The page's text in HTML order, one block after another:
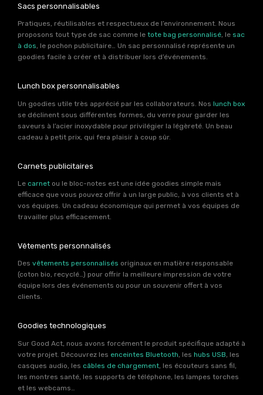
Sacs personnalisables
Pratiques, réutilisables et respectueux de l’environnement. Nous
proposons tout type de sac comme le tote bag personnalisé, le sac
à dos, le pochon publicitaire… Un sac personnalisé représente un
goodies facile à créer et à distribuer lors d’événements.
Lunch box personnalisables
Un goodies utile très apprécié par les collaborateurs. Nos lunch box
se déclinent sous différentes formes, du verre pour garder les
saveurs à l’acier inoxydable pour privilégier la légèreté. Un beau
cadeau à petit prix, qui fera plaisir à coup sûr.
Carnets publicitaires
Le carnet ou le bloc-notes est une idée goodies simple mais
efficace que vous pouvez offrir à un large public, à vos clients et à
vos équipes. Un cadeau économique qui permet à vos équipes de
travailler plus efficacement.
Vêtements personnalisés
Des vêtements personnalisés originaux en matière responsable
(coton bio, recyclé…) pour offrir la meilleure impression de votre
équipe lors des événements ou pour un souvenir offert à vos
clients.
Goodies technologiques
Sur Good Act, nous avons forcément le produit spécifique adapté à
votre projet. Découvrez les enceintes Bluetooth, les hubs USB, les
casques audio, les câbles de chargement, les écouteurs sans fil,
les montres santé, les supports de téléphone, les lampes torches
et les webcams…